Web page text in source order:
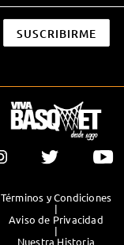
Términos y Condiciones
|
Aviso de Privacidad
|
Nuestra Historia